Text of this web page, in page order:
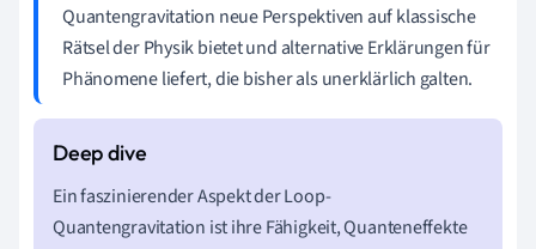
Quantengravitation neue Perspektiven auf klassische
Rätsel der Physik bietet und alternative Erklärungen für
Phänomene liefert, die bisher als unerklärlich galten.
Ein faszinierender Aspekt der Loop-
Quantengravitation ist ihre Fähigkeit, Quanteneffekte